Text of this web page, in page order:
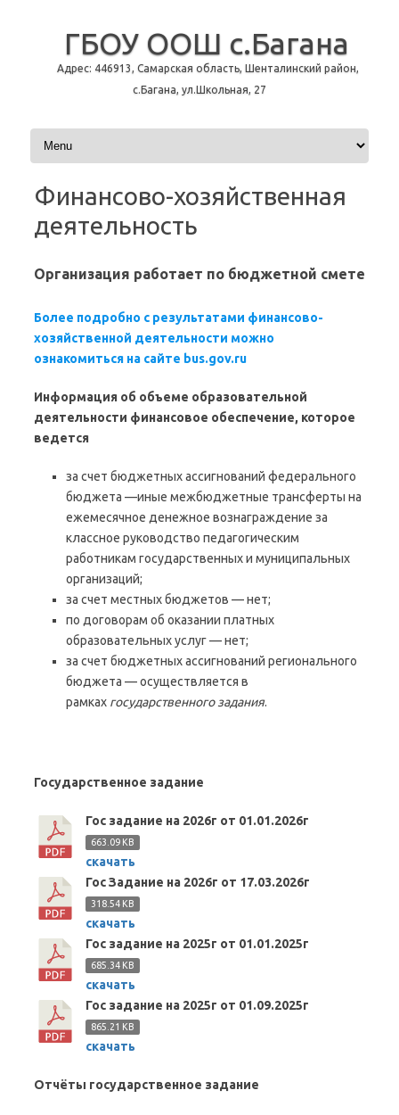
ГБОУ ООШ с.Багана
Адрес: 446913, Самарская область, Шенталинский район,
с.Багана, ул.Школьная, 27
Перейти к содержимому
Финансово-хозяйственная
деятельность
Организация работает по бюджетной смете
Более подробно с результатами финансово-
хозяйственной деятельности можно
ознакомиться на сайте bus.gov.ru
Информация об объеме образовательной
деятельности финансовое обеспечение, которое
ведется
за счет бюджетных ассигнований федерального
бюджета —иные межбюджетные трансферты на
ежемесячное денежное вознаграждение за
классное руководство педагогическим
работникам государственных и муниципальных
организаций;
за счет местных бюджетов — нет;
по договорам об оказании платных
образовательных услуг — нет;
за счет бюджетных ассигнований регионального
бюджета — осуществляется в
рамках государственного задания.
Государственное задание
Гос задание на 2026г от 01.01.2026г
663.09 KB
скачать
Гос Задание на 2026г от 17.03.2026г
318.54 KB
скачать
Гос задание на 2025г от 01.01.2025г
685.34 KB
скачать
Гос задание на 2025г от 01.09.2025г
865.21 KB
скачать
Отчёты государственное задание